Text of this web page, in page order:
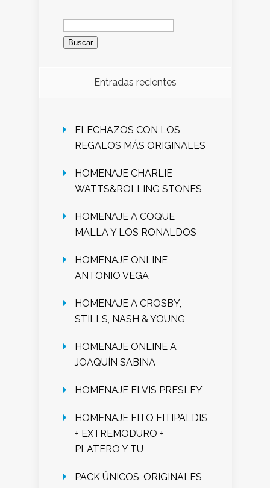
Buscar:
Entradas recientes
FLECHAZOS CON LOS
REGALOS MÁS ORIGINALES
HOMENAJE CHARLIE
WATTS&ROLLING STONES
HOMENAJE A COQUE
MALLA Y LOS RONALDOS
HOMENAJE ONLINE
ANTONIO VEGA
HOMENAJE A CROSBY,
STILLS, NASH & YOUNG
HOMENAJE ONLINE A
JOAQUÍN SABINA
HOMENAJE ELVIS PRESLEY
HOMENAJE FITO FITIPALDIS
+ EXTREMODURO +
PLATERO Y TU
PACK ÚNICOS, ORIGINALES